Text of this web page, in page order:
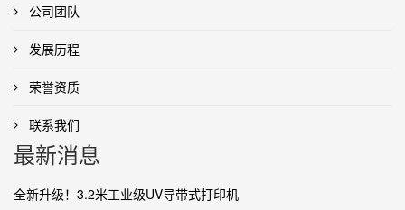
公司团队
发展历程
荣誉资质
联系我们
最新消息
全新升级！3.2米工业级UV导带式打印机